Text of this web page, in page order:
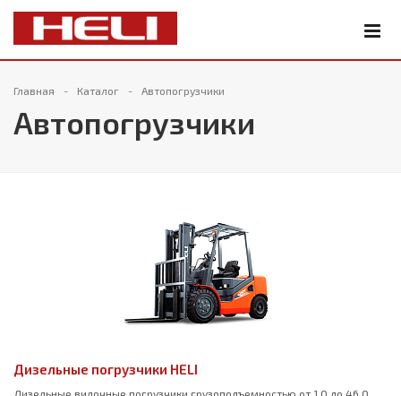
Главная Каталог Автопогрузчики
Автопогрузчики
Дизельные погрузчики HELI
Дизельные вилочные погрузчики грузоподъемностью от 1,0 до 46,0